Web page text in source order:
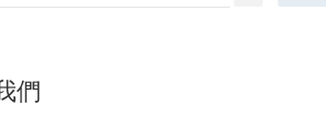
們